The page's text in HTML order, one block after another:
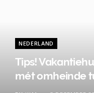
NEDERLAND
Tips!
mét omheinde